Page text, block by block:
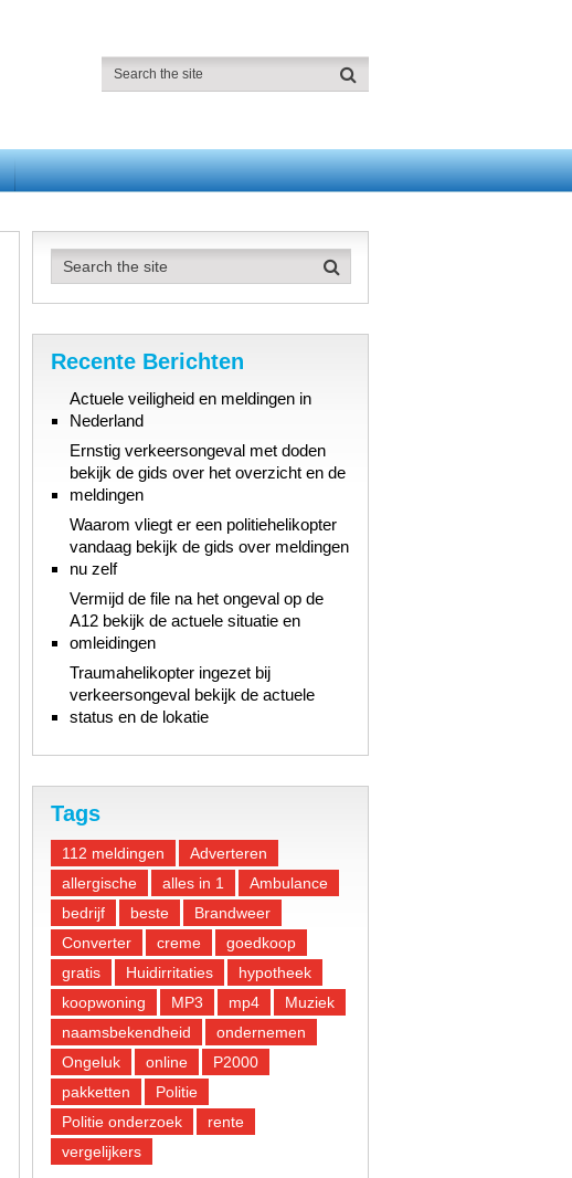
Recente Berichten
Actuele veiligheid en meldingen in
Nederland
Ernstig verkeersongeval met doden
bekijk de gids over het overzicht en de
meldingen
Waarom vliegt er een politiehelikopter
vandaag bekijk de gids over meldingen
nu zelf
Vermijd de file na het ongeval op de
A12 bekijk de actuele situatie en
omleidingen
Traumahelikopter ingezet bij
verkeersongeval bekijk de actuele
status en de lokatie
Tags
112 meldingen
Adverteren
allergische
alles in 1
Ambulance
bedrijf
beste
Brandweer
Converter
creme
goedkoop
gratis
Huidirritaties
hypotheek
koopwoning
MP3 mp4
Muziek
naamsbekendheid
ondernemen
Ongeluk
online
P2000
pakketten
Politie
Politie onderzoek
rente
vergelijkers